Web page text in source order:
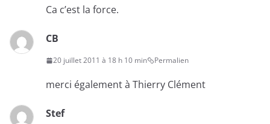
Ca c’est la force.
CB
20 juillet 2011 à 18 h 10 min Permalien
merci également à Thierry Clément
Stef